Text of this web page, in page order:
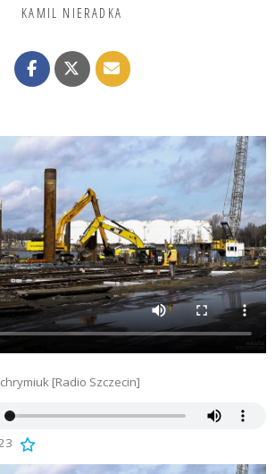
KAMIL NIERADKA
[Radio Szczecin]